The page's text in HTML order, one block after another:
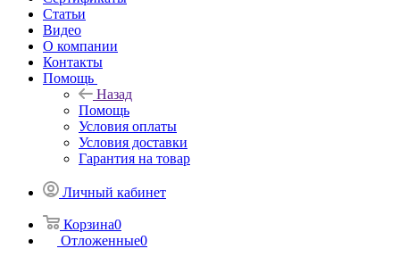
Статьи
Видео
О компании
Контакты
Помощь
Назад
Помощь
Условия оплаты
Условия доставки
Гарантия на товар
Личный кабинет
Корзина0
Отложенные0